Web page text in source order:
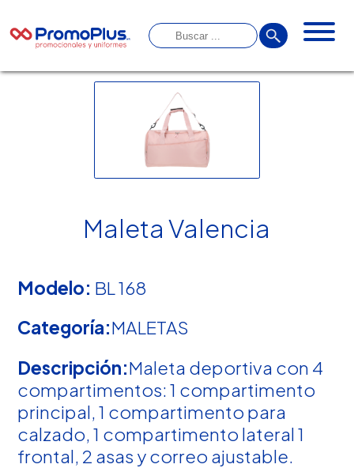
Maleta Valencia
Modelo: BL 168
Categoría:MALETAS
Descripción:Maleta deportiva con 4
compartimentos: 1 compartimento
principal, 1 compartimento para
calzado, 1 compartimento lateral 1
frontal, 2 asas y correo ajustable.